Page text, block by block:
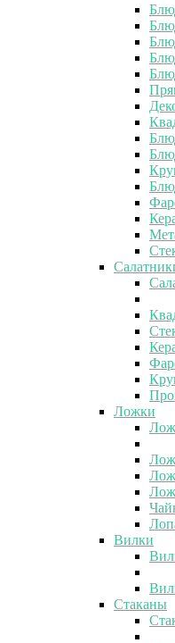
Ложки
Вилки
Стаканы